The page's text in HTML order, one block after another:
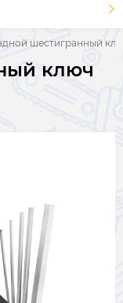
шестигранный
ключ